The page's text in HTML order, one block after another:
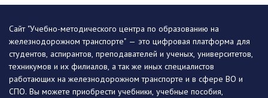
Сайт "Учебно-методического центра по образованию на
железнодорожном транспорте" — это цифровая платформа для
студентов, аспирантов, преподавателей и ученых, университетов,
техникумов и их филиалов, а так же иных специалистов
работающих на железнодорожном транспорте и в сфере ВО и
СПО. Вы можете приобрести учебники, учебные пособия,